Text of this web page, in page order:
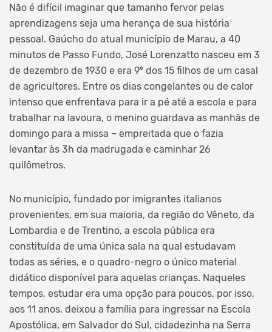
Não é difícil imaginar que tamanho fervor pelas
aprendizagens seja uma herança de sua história
pessoal. Gaúcho do atual município de Marau, a 40
minutos de Passo Fundo, José Lorenzatto nasceu em 3
de dezembro de 1930 e era 9º dos 15 filhos de um casal
de agricultores. Entre os dias congelantes ou de calor
intenso que enfrentava para ir a pé até a escola e para
trabalhar na lavoura, o menino guardava as manhãs de
domingo para a missa – empreitada que o fazia
levantar às 3h da madrugada e caminhar 26
quilômetros.
No município, fundado por imigrantes italianos
provenientes, em sua maioria, da região do Vêneto, da
Lombardia e de Trentino, a escola pública era
constituída de uma única sala na qual estudavam
todas as séries, e o quadro-negro o único material
didático disponível para aquelas crianças. Naqueles
tempos, estudar era uma opção para poucos, por isso,
aos 11 anos, deixou a família para ingressar na Escola
Apostólica, em Salvador do Sul, cidadezinha na Serra